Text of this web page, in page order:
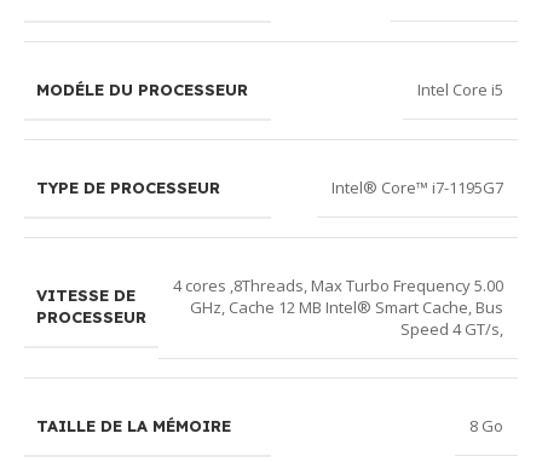
MODÉLE DU PROCESSEUR Intel Core i5
TYPE DE PROCESSEUR Intel® Core™ i7-1195G7
VITESSE DE
PROCESSEUR
4 cores ,8Threads, Max Turbo Frequency 5.00
GHz, Cache 12 MB Intel® Smart Cache, Bus
Speed 4 GT/s,
TAILLE DE LA MÉMOIRE 8 Go